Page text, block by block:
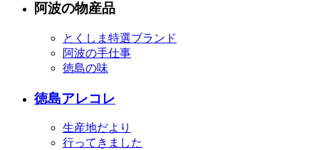
阿波の物産品
とくしま特選ブランド
阿波の手仕事
徳島の味
徳島アレコレ
生産地だより
行ってきました